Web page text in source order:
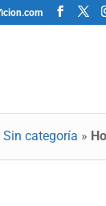
Sin categoría »